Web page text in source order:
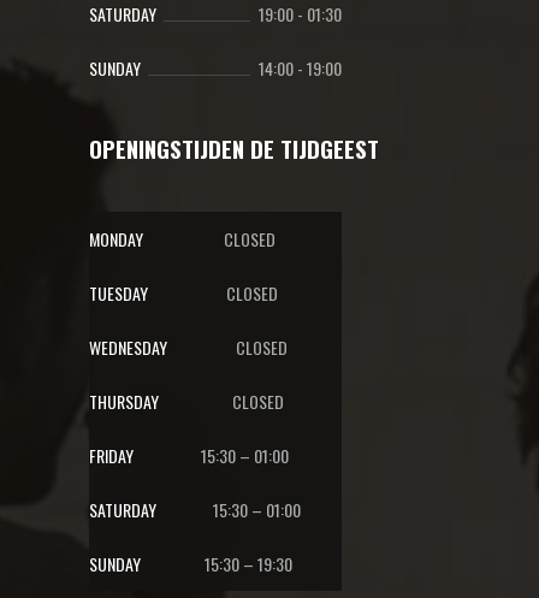
SATURDAY 19:00- 01:30
SUNDAY 14:00-19:00
OPENINGSTIJDEN DE TIJDGEEST
MONDAY CLOSED
TUESDAY CLOSED
WEDNESDAY CLOSED
THURSDAY CLOSED
FRIDAY 15:30 – 01:00
SATURDAY 15:30 – 01:00
SUNDAY 15:30 – 19:30